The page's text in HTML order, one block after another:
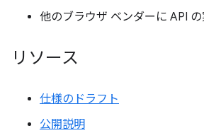
他のブラウザ ベンダーに API の
リソース
仕様のドラフト
公開説明